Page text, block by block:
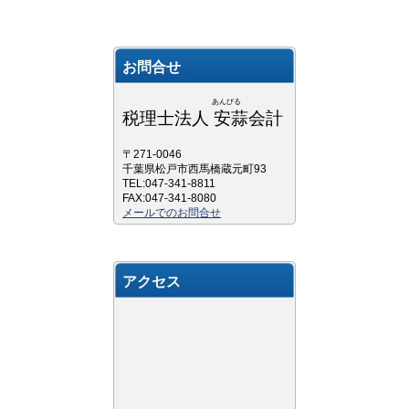
お問合せ
あんびる
税理士法人 安蒜会計
〒271-0046
千葉県松戸市西馬橋蔵元町93
TEL:047-341-8811
FAX:047-341-8080
メールでのお問合せ
アクセス